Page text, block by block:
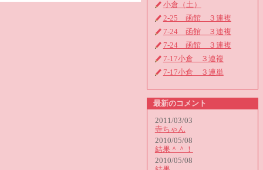
小倉（土）
2-25 函館 ３連複
7-24 函館 ３連複
7-24 函館 ３連複
7-17小倉 ３連複
7-17小倉 ３連単
最新のコメント
2011/03/03
寺ちゃん
2010/05/08
結果＾＾！
2010/05/08